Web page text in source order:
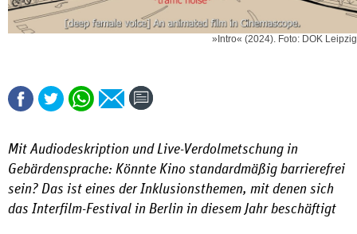
»Intro« (2024). Foto: DOK Leipzig
Mit Audiodeskription und Live-Verdolmetschung in
Gebärdensprache: Könnte Kino standardmäßig barrierefrei
sein? Das ist eines der Inklusionsthemen, mit denen sich
das Interfilm-Festival in Berlin in diesem Jahr beschäftigt